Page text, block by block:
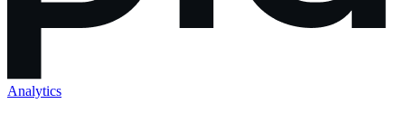
Analytics